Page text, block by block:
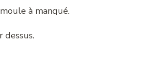
à manqué.
dessus.